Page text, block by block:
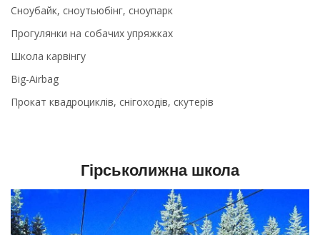
Сноубайк, сноутьюбінг, сноупарк
Прогулянки на собачих упряжках
Школа карвінгу
Big-Airbag
Прокат квадроциклів, снігоходів, скутерів
Гірськолижна школа